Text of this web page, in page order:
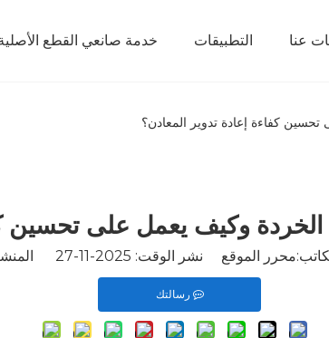
خدمة صانعي القطع التطبيقات عنا
كفاءة إعادة تدوير المعادن؟
وكيف يعمل على تحسين
الموقع نشر الوقت: 2025-11-27 المنشأ:
رسالتك